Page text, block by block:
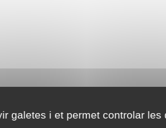
galetes i et permet controlar les